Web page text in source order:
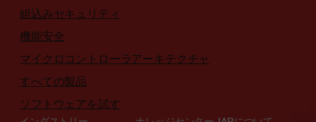
組込みセキュリティ
機能安全
マイクロコントローラアーキテクチャ
すべての製品
ソフトウェアを試す